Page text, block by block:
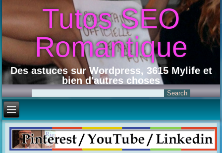
Tutos SEO
Romantique
Des astuces sur Wordpress, 3615 Mylife et
bien d'autres choses